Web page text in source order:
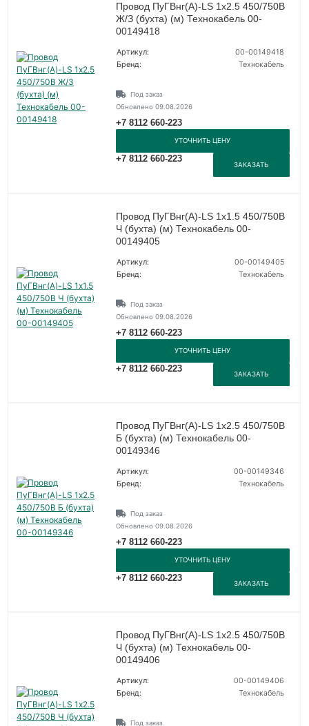
Провод ПуГВнг(А)-LS 1х2.5 450/750В
Ж/З (бухта) (м) Технокабель 00-
00149418
Артикул:
00-00149418
Бренд:
Технокабель
Под заказ
Обновлено 09.08.2026
+7 8112 660-223
УТОЧНИТЬ ЦЕНУ
+7 8112 660-223
ЗАКАЗАТЬ
Провод ПуГВнг(А)-LS 1х1.5 450/750В
Ч (бухта) (м) Технокабель 00-
00149405
Артикул:
00-00149405
Бренд:
Технокабель
Под заказ
Обновлено 09.08.2026
+7 8112 660-223
УТОЧНИТЬ ЦЕНУ
+7 8112 660-223
ЗАКАЗАТЬ
Провод ПуГВнг(А)-LS 1х2.5 450/750В
Б (бухта) (м) Технокабель 00-
00149346
Артикул:
00-00149346
Бренд:
Технокабель
Под заказ
Обновлено 09.08.2026
+7 8112 660-223
УТОЧНИТЬ ЦЕНУ
+7 8112 660-223
ЗАКАЗАТЬ
Провод ПуГВнг(А)-LS 1х2.5 450/750В
Ч (бухта) (м) Технокабель 00-
00149406
Артикул:
00-00149406
Бренд:
Технокабель
Под заказ